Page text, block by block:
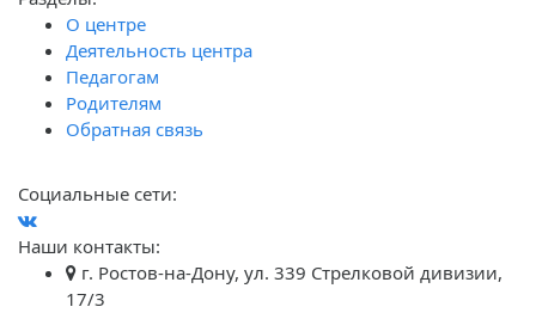
О центре
Деятельность центра
Педагогам
Родителям
Обратная связь
Социальные сети:
Наши контакты:
г. Ростов-на-Дону, ул. 339 Стрелковой дивизии,
17/3